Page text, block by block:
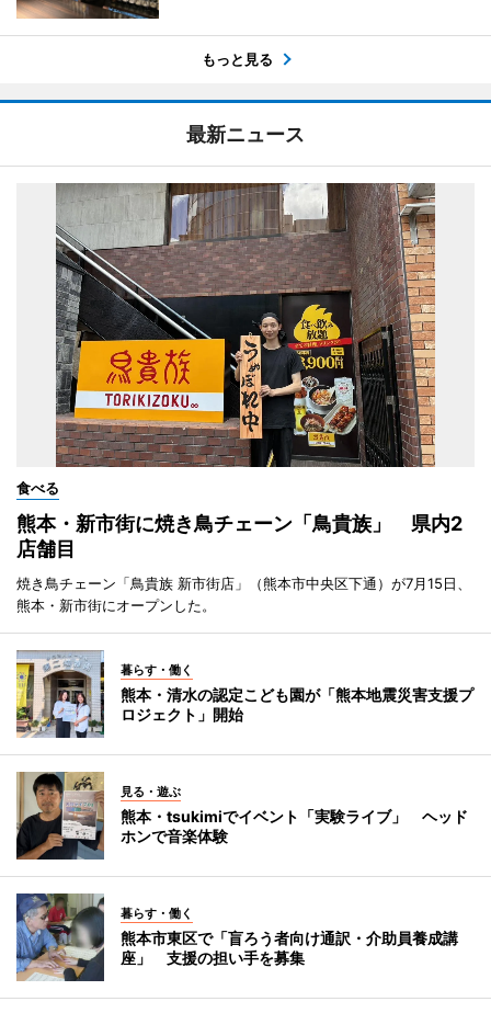
もっと見る
最新ニュース
食べる
熊本・新市街に焼き鳥チェーン「鳥貴族」 県内2
店舗目
焼き鳥チェーン「鳥貴族 新市街店」（熊本市中央区下通）が7月15日、
熊本・新市街にオープンした。
暮らす・働く
熊本・清水の認定こども園が「熊本地震災害支援プ
ロジェクト」開始
見る・遊ぶ
熊本・tsukimiでイベント「実験ライブ」 ヘッド
ホンで音楽体験
暮らす・働く
熊本市東区で「盲ろう者向け通訳・介助員養成講
座」 支援の担い手を募集